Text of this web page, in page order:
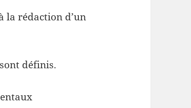
la rédaction d’un
définis.